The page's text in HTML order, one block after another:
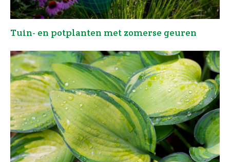
Tuin- en potplanten met zomerse geuren